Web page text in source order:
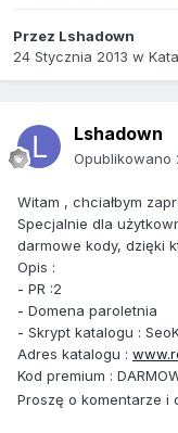
Przez Lshadown
24 Stycznia 2013 w
Lshadown
Opublikowano
Witam , chciałbym
Specjalnie dla
darmowe kody, dzięki
Opis :
- PR :2
- Domena paroletnia
- Skrypt katalogu :
Adres katalogu :
Kod premium :
Proszę o komentarze i